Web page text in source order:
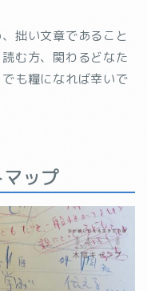
拙い文章であること
む方、関わるどなた
も糧になれば幸いで
ップ